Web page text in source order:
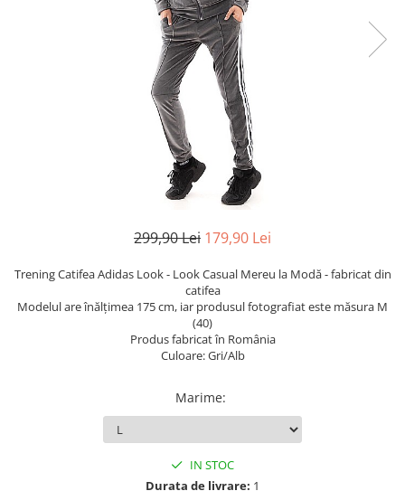
299,90 Lei 179,90 Lei
Trening Catifea Adidas Look - Look Casual Mereu la Modă - fabricat din
catifea
Modelul are înălțimea 175 cm, iar produsul fotografiat este măsura M
(40)
Produs fabricat în România
Culoare: Gri/Alb
Marime:
IN STOC
Durata de livrare: 1